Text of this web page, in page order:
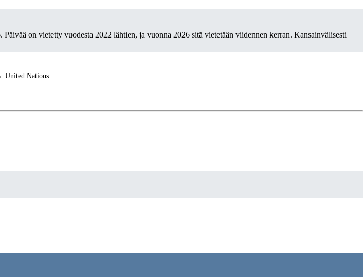
on vietetty vuodesta 2022 lähtien, ja vuonna 2026 sitä vietetään viidennen kerran. Kansainvälisesti
United Nations.